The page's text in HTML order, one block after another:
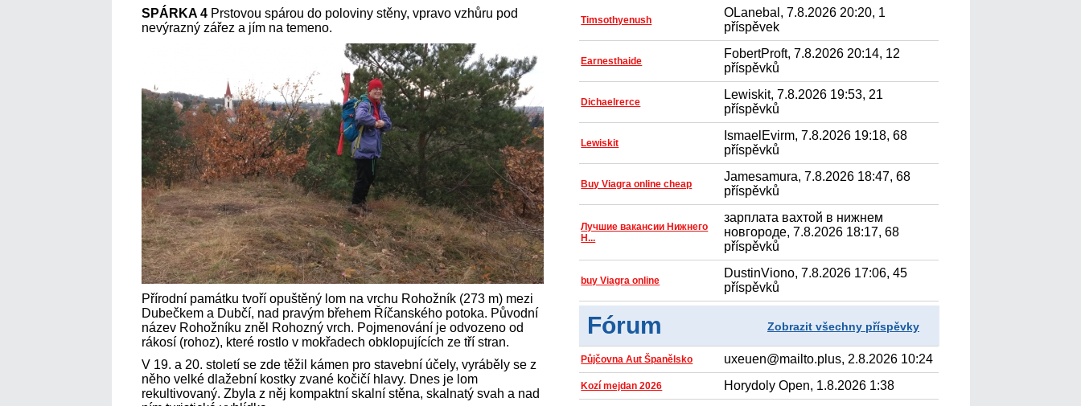
SPÁRKA 4 Prstovou spárou do poloviny stěny, vpravo vzhůru pod
nevýrazný zářez a jím na temeno.
Přírodní památku tvoří opuštěný lom na vrchu Rohožník (273 m) mezi
Dubečkem a Dubčí, nad pravým břehem Říčanského potoka. Původní
název Rohožníku zněl Rohozný vrch. Pojmenování je odvozeno od
rákosí (rohoz), které rostlo v mokřadech obklopujících ze tří stran.
V 19. a 20. století se zde těžil kámen pro stavební účely, vyráběly se z
něho velké dlažební kostky zvané kočičí hlavy. Dnes je lom
rekultivovaný. Zbyla z něj kompaktní skalní stěna, skalnatý svah a nad
Timsothyenush
OLanebal, 7.8.2026 20:20, 1
příspěvek
Earnesthaide
FobertProft, 7.8.2026 20:14, 12
příspěvků
Dichaelrerce
Lewiskit, 7.8.2026 19:53, 21
příspěvků
Lewiskit
IsmaelEvirm, 7.8.2026 19:18, 68
příspěvků
Buy Viagra online cheap
Jamesamura, 7.8.2026 18:47, 68
příspěvků
Лучшие вакансии Нижнего
Н...
зарплата вахтой в нижнем
новгороде, 7.8.2026 18:17, 68
příspěvků
buy Viagra online
DustinViono, 7.8.2026 17:06, 45
příspěvků
Fórum Zobrazit všechny příspěvky
Půjčovna Aut Španělsko uxeuen@mailto.plus, 2.8.2026 10:24
Kozí mejdan 2026 Horydoly Open, 1.8.2026 1:38